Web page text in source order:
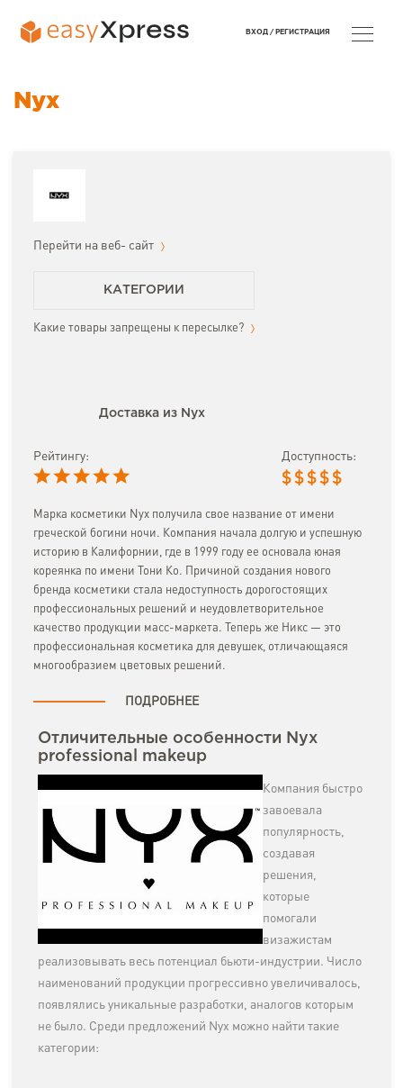
Nyx
Перейти на веб- сайт
КАТЕГОРИИ
Какие товары запрещены к пересылке?
Доставка из Nyx
Рейтингу: Доступность:
$ $ $ $ $
Марка косметики Nyx получила свое название от имени
греческой богини ночи. Компания начала долгую и успешную
историю в Калифорнии, где в 1999 году ее основала юная
кореянка по имени Тони Ко. Причиной создания нового
бренда косметики стала недоступность дорогостоящих
профессиональных решений и неудовлетворительное
качество продукции масс-маркета. Теперь же Никс — это
профессиональная косметика для девушек, отличающаяся
многообразием цветовых решений.
ПОДРОБНЕЕ
Отличительные особенности Nyx
professional makeup
Компания быстро
завоевала
популярность,
создавая
решения,
которые
помогали
визажистам
реализовывать весь потенциал бьюти-индустрии. Число
наименований продукции прогрессивно увеличивалось,
появлялись уникальные разработки, аналогов которым
не было. Среди предложений Nyx можно найти такие
категории:
ВХОД / РЕГИСТРАЦИЯ